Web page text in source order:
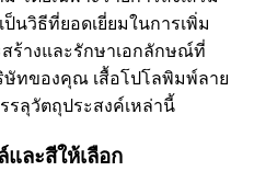
ป็นวิธีที่ยอดเยี่ยมในการเพิ่ม
ร้างและรักษาเอกลักษณ์ที่
ษัทของคุณ เสื้อโปโลพิมพ์ลาย
รลุวัตถุประสงค์เหล่านี้
ละสีให้เลือก